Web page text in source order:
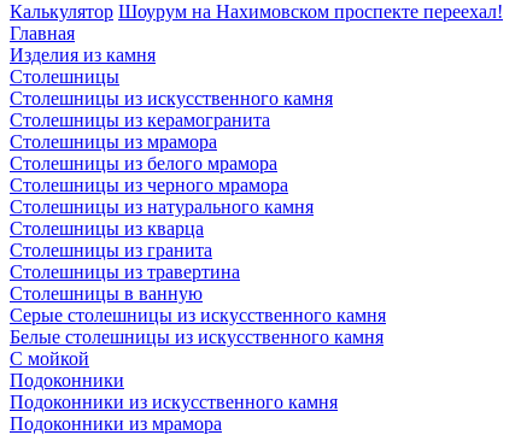
Калькулятор Шоурум на Нахимовском проспекте переехал!
Главная
Изделия из камня
Столешницы
Столешницы из искусственного камня
Столешницы из керамогранита
Столешницы из мрамора
Столешницы из белого мрамора
Столешницы из черного мрамора
Столешницы из натурального камня
Столешницы из кварца
Столешницы из гранита
Столешницы из травертина
Столешницы в ванную
Серые столешницы из искусственного камня
Белые столешницы из искусственного камня
С мойкой
Подоконники
Подоконники из искусственного камня
Подоконники из мрамора